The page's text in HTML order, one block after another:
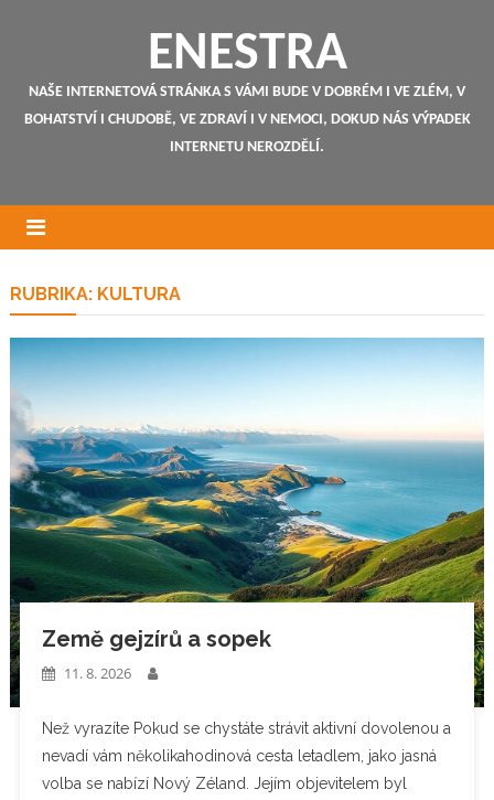
ENESTRA
NAŠE INTERNETOVÁ STRÁNKA S VÁMI BUDE V DOBRÉM I VE ZLÉM, V
BOHATSTVÍ I CHUDOBĚ, VE ZDRAVÍ I V NEMOCI, DOKUD NÁS VÝPADEK
INTERNETU NEROZDĚLÍ.
RUBRIKA: KULTURA
Země gejzírů a sopek
11. 8. 2026
Než vyrazíte Pokud se chystáte strávit aktivní dovolenou a
nevadí vám několikahodinová cesta letadlem, jako jasná
volba se nabízí Nový Zéland. Jejím objevitelem byl